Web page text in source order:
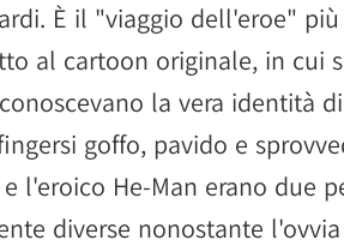
È il "viaggio dell'eroe"
al cartoon originale, in cui
la vera identità
goffo, pavido e
l'eroico He-Man erano due
diverse nonostante